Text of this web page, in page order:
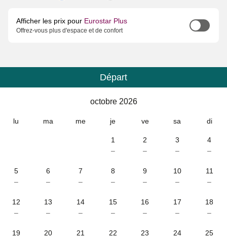
Afficher les prix pour Eurostar Plus
Offrez-vous plus d'espace et de confort
Calendrier
Départ
octobre 2026
lu ma me je ve sa di
1
–
2
–
3
–
4
–
5
–
6
–
7
–
8
–
9
–
10
–
11
–
12
–
13
–
14
–
15
–
16
–
17
–
18
–
19
20
21
22
23
24
25